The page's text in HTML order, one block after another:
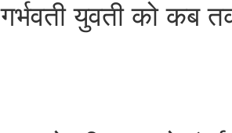
गर्भवती युवती को कब